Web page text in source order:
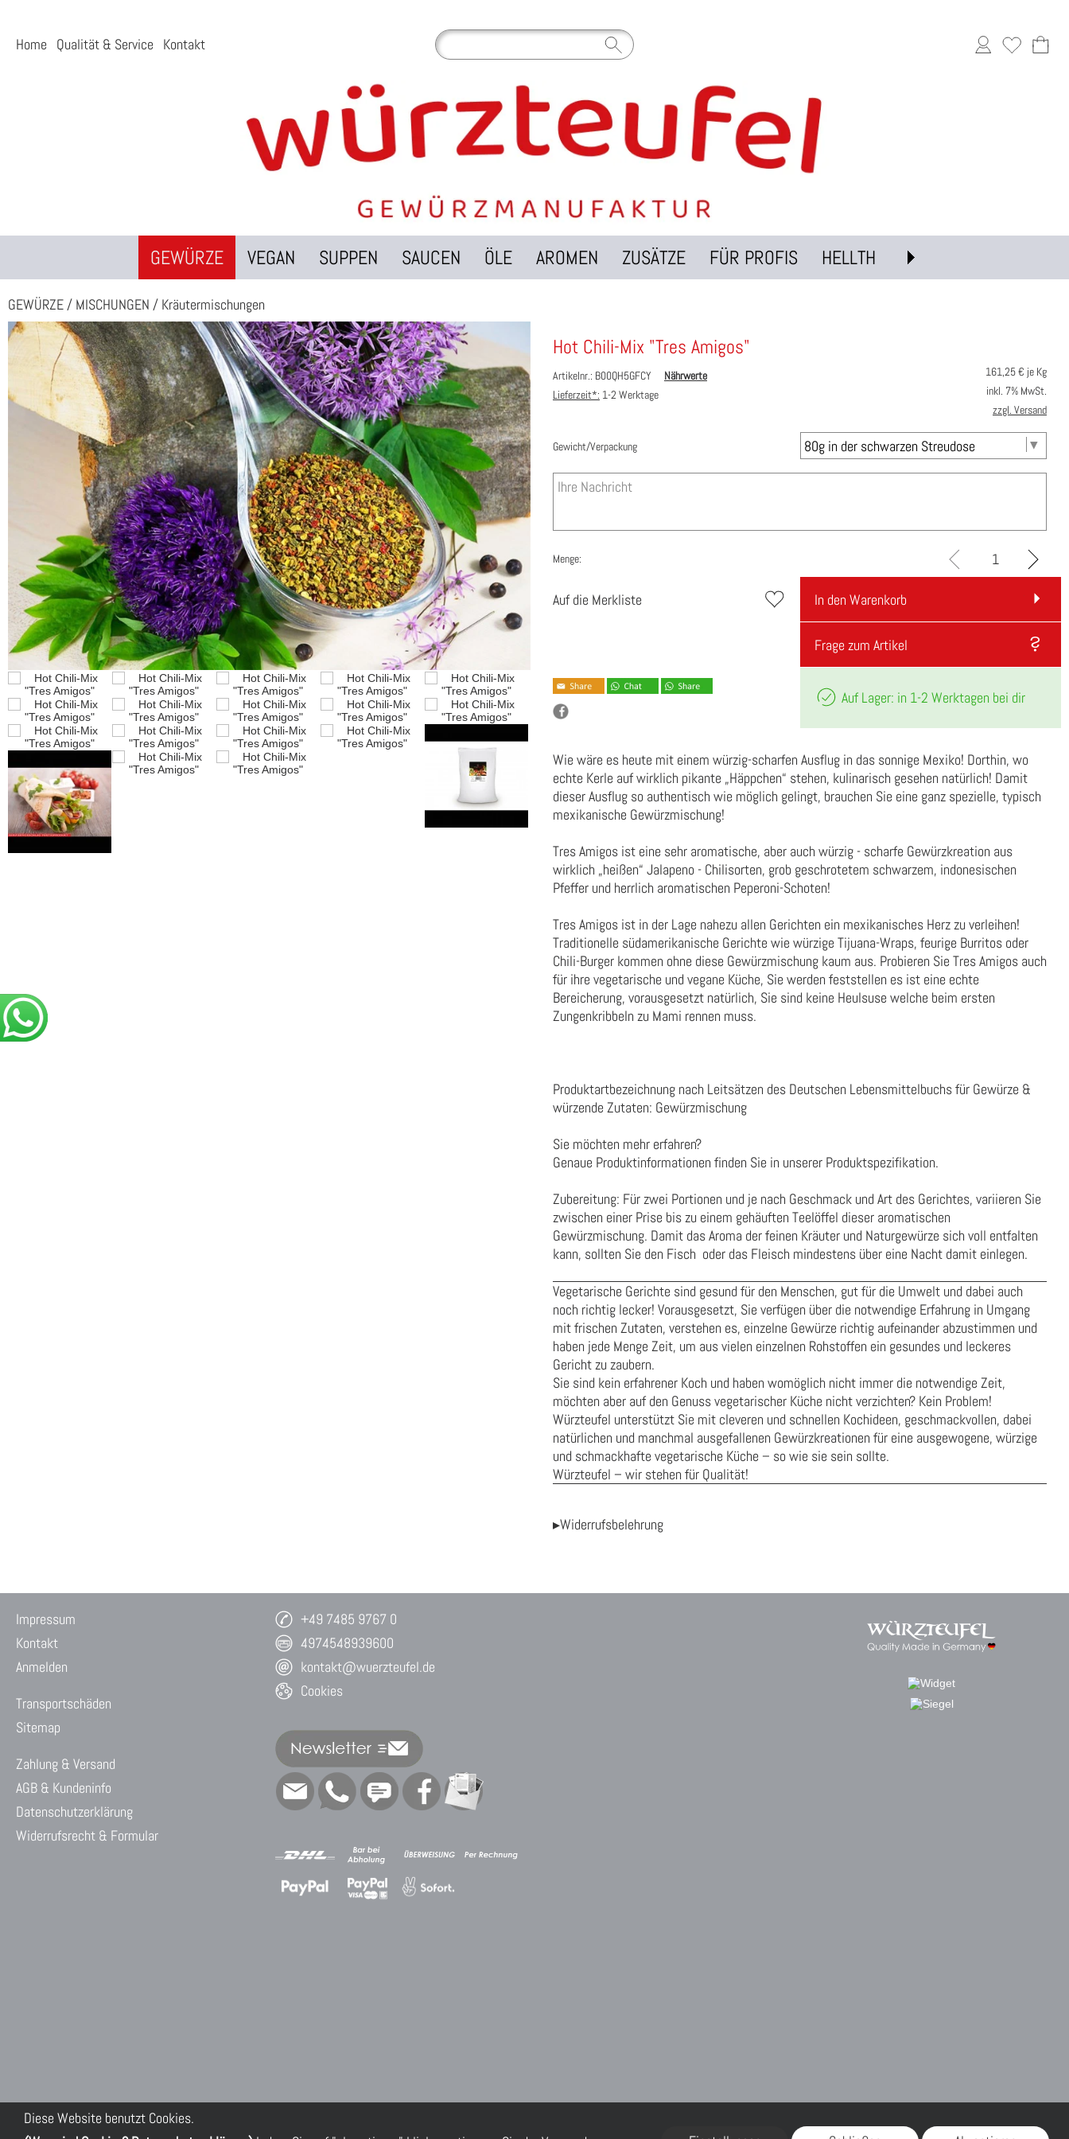
Diese Website benutzt Cookies.
Home Qualität & Service Kontakt
GEWÜRZE VEGAN SUPPEN SAUCEN ÖLE AROMEN ZUSÄTZE FÜR PROFIS HELLTH
GEWÜRZE / MISCHUNGEN / Kräutermischungen
Hot Chili-Mix "Tres Amigos"
Artikelnr.: B00QH5GFCY
Nährwerte
Lieferzeit*: 1-2 Werktage
161,25€ je Kg
inkl. 7% MwSt.
zzgl. Versand
Gewicht/Verpackung
Menge:
Auf die Merkliste In den Warenkorb
Frage zum Artikel
Auf Lager: in 1-2 Werktagen bei dir
Wie wäre es heute mit einem würzig-scharfen Ausflug in das sonnige Mexiko! Dorthin, wo
echte Kerle auf wirklich pikante „Häppchen“ stehen, kulinarisch gesehen natürlich! Damit
dieser Ausflug so authentisch wie möglich gelingt, brauchen Sie eine ganz spezielle, typisch
mexikanische Gewürzmischung!
Tres Amigos ist eine sehr aromatische, aber auch würzig - scharfe Gewürzkreation aus
wirklich „heißen“ Jalapeno - Chilisorten, grob geschrotetem schwarzem, indonesischen
Pfeffer und herrlich aromatischen Peperoni-Schoten!
Tres Amigos ist in der Lage nahezu allen Gerichten ein mexikanisches Herz zu verleihen!
Traditionelle südamerikanische Gerichte wie würzige Tijuana-Wraps, feurige Burritos oder
Chili-Burger kommen ohne diese Gewürzmischung kaum aus. Probieren Sie Tres Amigos auch
für ihre vegetarische und vegane Küche, Sie werden feststellen es ist eine echte
Bereicherung, vorausgesetzt natürlich, Sie sind keine Heulsuse welche beim ersten
Zungenkribbeln zu Mami rennen muss.
Produktartbezeichnung nach Leitsätzen des Deutschen Lebensmittelbuchs für Gewürze &
würzende Zutaten: Gewürzmischung
Sie möchten mehr erfahren?
Genaue Produktinformationen finden Sie in unserer Produktspezifikation.
Zubereitung: Für zwei Portionen und je nach Geschmack und Art des Gerichtes, variieren Sie
zwischen einer Prise bis zu einem gehäuften Teelöffel dieser aromatischen
Gewürzmischung. Damit das Aroma der feinen Kräuter und Naturgewürze sich voll entfalten
kann, sollten Sie den Fisch oder das Fleisch mindestens über eine Nacht damit einlegen.
Vegetarische Gerichte sind gesund für den Menschen, gut für die Umwelt und dabei auch
noch richtig lecker! Vorausgesetzt, Sie verfügen über die notwendige Erfahrung in Umgang
mit frischen Zutaten, verstehen es, einzelne Gewürze richtig aufeinander abzustimmen und
haben jede Menge Zeit, um aus vielen einzelnen Rohstoffen ein gesundes und leckeres
Gericht zu zaubern.
Sie sind kein erfahrener Koch und haben womöglich nicht immer die notwendige Zeit,
möchten aber auf den Genuss vegetarischer Küche nicht verzichten? Kein Problem!
Würzteufel unterstützt Sie mit cleveren und schnellen Kochideen, geschmackvollen, dabei
natürlichen und manchmal ausgefallenen Gewürzkreationen für eine ausgewogene, würzige
und schmackhafte vegetarische Küche – so wie sie sein sollte.
Würzteufel – wir stehen für Qualität!
▸Widerrufsbelehrung
Impressum
Kontakt
Anmelden
Transportschäden
Sitemap
Zahlung & Versand
AGB & Kundeninfo
Datenschutzerklärung
Widerrufsrecht & Formular
+49 7485 9767 0
4974548939600
kontakt@wuerzteufel.de
Cookies